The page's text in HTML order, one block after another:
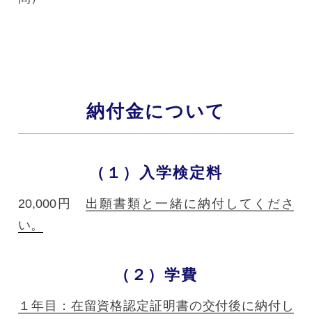
納付金について
（１）入学検定料
20,000円 出願書類と一緒に納付してくださ
い。
（２）学費
１年目：在留資格認定証明書の交付後に納付し